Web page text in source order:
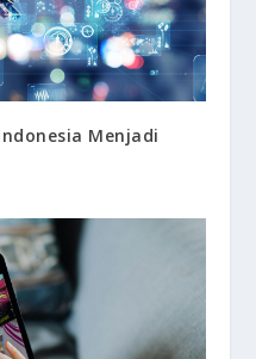
Menjadi